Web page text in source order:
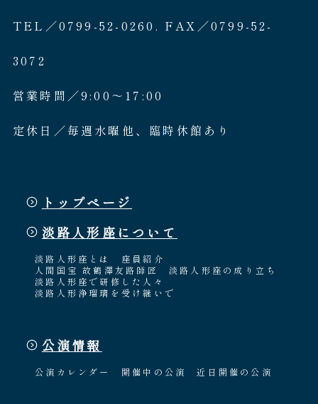
TEL／0799-52-0260. FAX／0799-52-
3072
営業時間／9:00〜17:00
定休日／毎週水曜他、臨時休館あり
トップページ
淡路人形座について
淡路人形座とは
座員紹介
人間国宝 故鶴澤友路師匠
淡路人形座の成り立ち
淡路人形座で研修した人々
淡路人形浄瑠璃を受け継いで
公演情報
公演カレンダー 開催中の公演 近日開催の公演